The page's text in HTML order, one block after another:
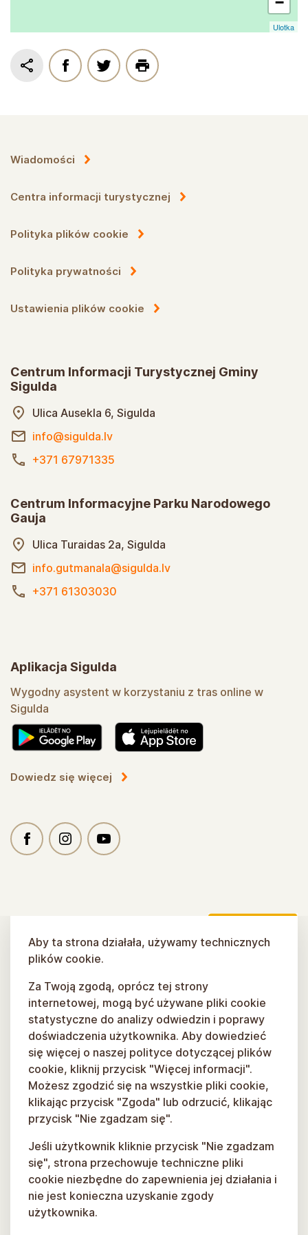
Ulotka
Wiadomości
Centra informacji turystycznej
Polityka plików cookie
Polityka prywatności
Ustawienia plików cookie
Centrum Informacji Turystycznej Gminy
Sigulda
Ulica Ausekla 6, Sigulda
info@sigulda.lv
+371 67971335
Centrum Informacyjne Parku Narodowego
Gauja
Ulica Turaidas 2a, Sigulda
info.gutmanala@sigulda.lv
+371 61303030
Aplikacja Sigulda
Wygodny asystent w korzystaniu z tras online w
Sigulda
Dowiedz się więcej
Aby ta strona działała, używamy technicznych
plików cookie.
Za Twoją zgodą, oprócz tej strony
internetowej, mogą być używane pliki cookie
statystyczne do analizy odwiedzin i poprawy
doświadczenia użytkownika. Aby dowiedzieć
się więcej o naszej polityce dotyczącej plików
cookie, kliknij przycisk "Więcej informacji".
Możesz zgodzić się na wszystkie pliki cookie,
klikając przycisk "Zgoda" lub odrzucić, klikając
przycisk "Nie zgadzam się".
Jeśli użytkownik kliknie przycisk "Nie zgadzam
się", strona przechowuje techniczne pliki
cookie niezbędne do zapewnienia jej działania i
nie jest konieczna uzyskanie zgody
użytkownika.